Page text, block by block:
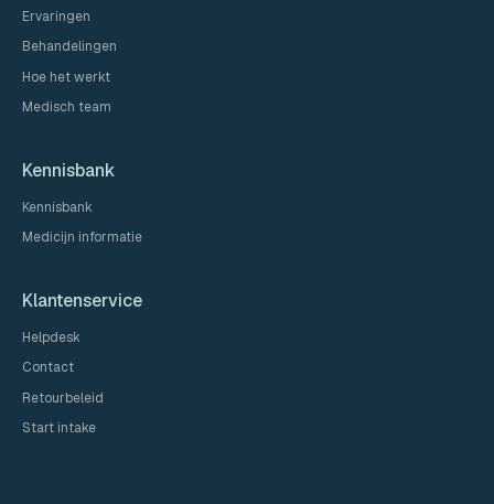
Ervaringen
Behandelingen
Hoe het werkt
Medisch team
Kennisbank
Kennisbank
Medicijn informatie
Klantenservice
Helpdesk
Contact
Retourbeleid
Start intake